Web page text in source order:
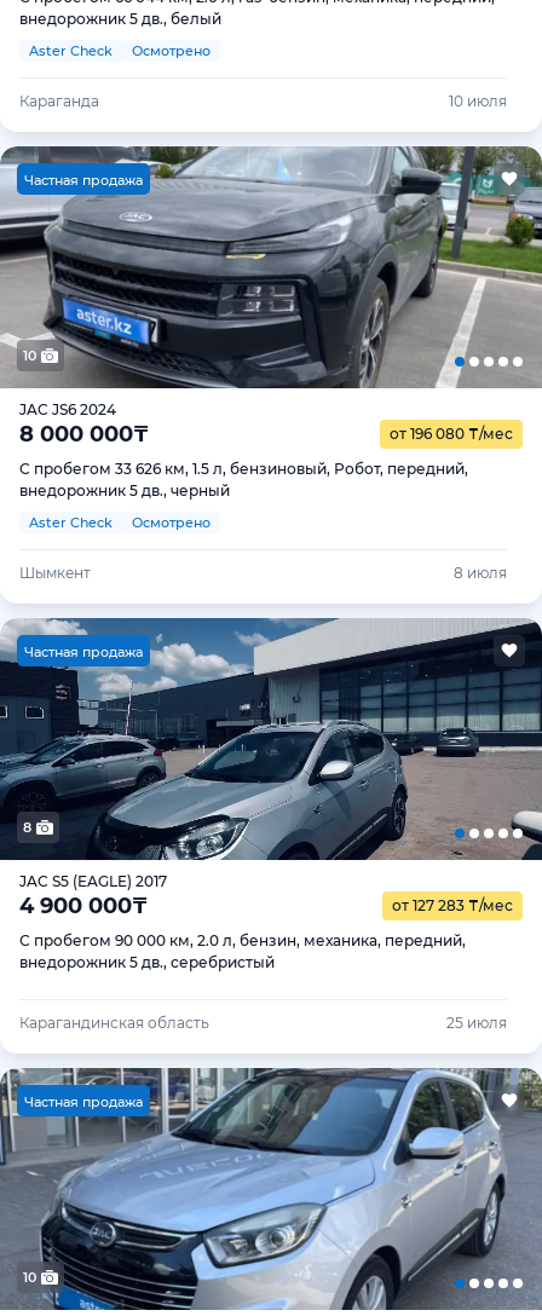
внедорожник 5 дв., белый
Aster Check Осмотрено
Караганда 10 июля
Частная продажа
10
JAC JS6 2024
8 000 000₸ от 196 080 ₸/мес
С пробегом 33 626 км, 1.5 л, бензиновый, Робот, передний,
внедорожник 5 дв., черный
Aster Check Осмотрено
Шымкент 8 июля
Частная продажа
8
JAC S5 (EAGLE) 2017
4 900 000₸ от 127 283 ₸/мес
С пробегом 90 000 км, 2.0 л, бензин, механика, передний,
внедорожник 5 дв., серебристый
Карагандинская область 25 июля
Частная продажа
10